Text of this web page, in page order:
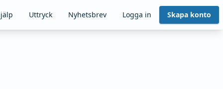
Uttryck Nyhetsbrev Logga in Skapa konto